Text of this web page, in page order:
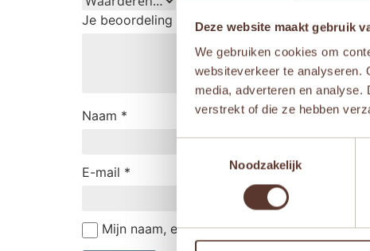
Deze website maakt gebruik
We gebruiken cookies om
websiteverkeer te analyseren.
media, adverteren en analyse.
verstrekt of die ze hebben
Noodzakelijk
Je beoordeling
Naam *
E-mail *
Mijn naam, e-mail en site opslaan in deze